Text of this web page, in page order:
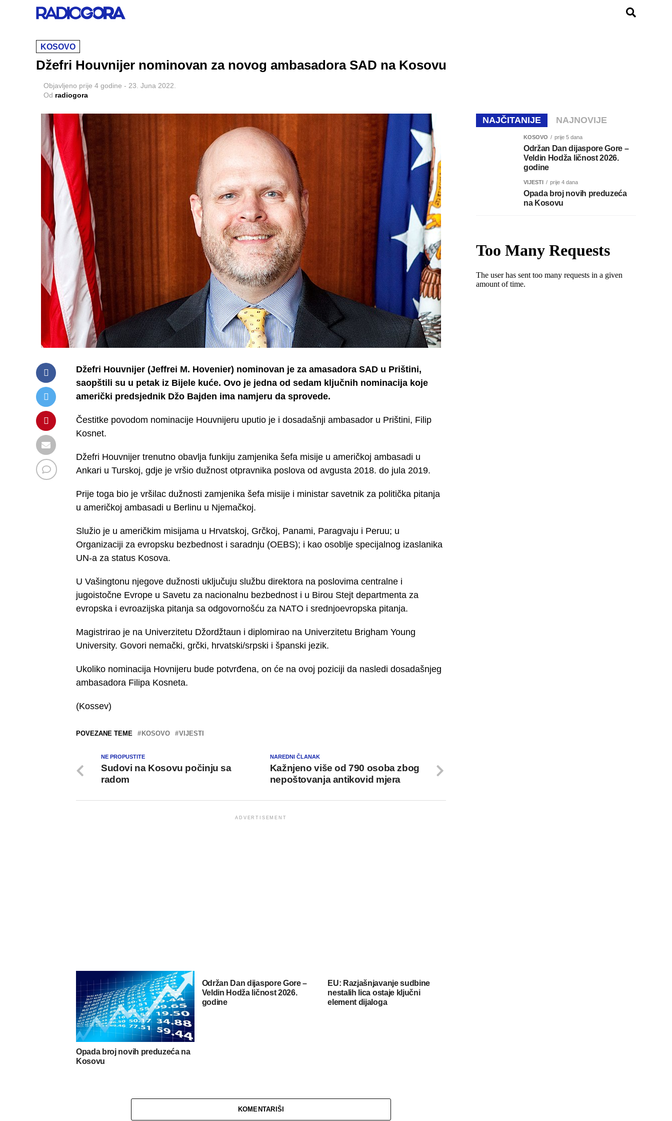
KOSOVO
Džefri Houvnijer nominovan za novog ambasadora SAD na Kosovu
Objavljeno prije 4 godine - 23. Juna 2022.
Od radiogora
Džefri Houvnijer (Jeffrei M. Hovenier) nominovan je za amasadora SAD u Prištini,
saopštili su u petak iz Bijele kuće. Ovo je jedna od sedam ključnih nominacija koje
američki predsjednik Džo Bajden ima namjeru da sprovede.
Čestitke povodom nominacije Houvnijeru uputio je i dosadašnji ambasador u Prištini, Filip
Kosnet.
Džefri Houvnijer trenutno obavlja funkiju zamjenika šefa misije u američkoj ambasadi u
Ankari u Turskoj, gdje je vršio dužnost otpravnika poslova od avgusta 2018. do jula 2019.
Prije toga bio je vršilac dužnosti zamjenika šefa misije i ministar savetnik za politička pitanja
u američkoj ambasadi u Berlinu u Njemačkoj.
Služio je u američkim misijama u Hrvatskoj, Grčkoj, Panami, Paragvaju i Peruu; u
Organizaciji za evropsku bezbednost i saradnju (OEBS); i kao osoblje specijalnog izaslanika
UN-a za status Kosova.
U Vašingtonu njegove dužnosti uključuju službu direktora na poslovima centralne i
jugoistočne Evrope u Savetu za nacionalnu bezbednost i u Birou Stejt departmenta za
evropska i evroazijska pitanja sa odgovornošću za NATO i srednjoevropska pitanja.
Magistrirao je na Univerzitetu Džordžtaun i diplomirao na Univerzitetu Brigham Young
University. Govori nemački, grčki, hrvatski/srpski i španski jezik.
Ukoliko nominacija Hovnijeru bude potvrđena, on će na ovoj poziciji da nasledi dosadašnjeg
ambasadora Filipa Kosneta.
(Kossev)
POVEZANE TEME KOSOVO VIJESTI
NAREDNI ČLANAK
Kažnjeno više od 790 osoba zbog
nepoštovanja antikovid mjera
NE PROPUSTITE
Sudovi na Kosovu počinju sa
radom
ADVERTISEMENT
Opada broj novih preduzeća na
Kosovu
Održan Dan dijaspore Gore –
Veldin Hodža ličnost 2026.
godine
EU: Razjašnjavanje sudbine
nestalih lica ostaje ključni
element dijaloga
KOMENTARIŠI
NAJČITANIJE NAJNOVIJE
KOSOVO prije 5 dana
Održan Dan dijaspore Gore –
Veldin Hodža ličnost 2026.
godine
VIJESTI prije 4 dana
Opada broj novih preduzeća
na Kosovu